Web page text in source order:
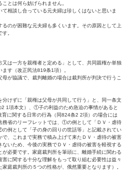
とは何ら妨げられません。
相談し合っている元夫婦は珍しくはないと思いま
のが困難な元夫婦も多くいます。その原因として上
。
は一方を親権者と定める」として、共同親権か単独
す（改正民法819条1項）。
が協議で、裁判離婚の場合は裁判所が判決で行うこ
けずに「親権は父母が共同して行う」と、同一条文
1項本文）、①子の利益のため急迫の事情があると
に関する日常の行為（同824条2 2項）の場合には
務省のリーフレットでは、①の例として「ＤＶ・虐待
例として「子の身の回りの世話等」と記載されてい
で、これまで実務で積み上げて来たＤＶ・虐待の被害
いため、今後の実務でＤＶ・虐待の被害を軽視する
必要です。家庭裁判所を筆頭に、離婚手続に関わる
に関する十分な理解をもって取り組む必要性は益々
庭裁判所の５つの性格が、俄然重要となります）。